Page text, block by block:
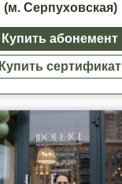
Купить абонемент
Купить сертификат
(м. Серпуховская)